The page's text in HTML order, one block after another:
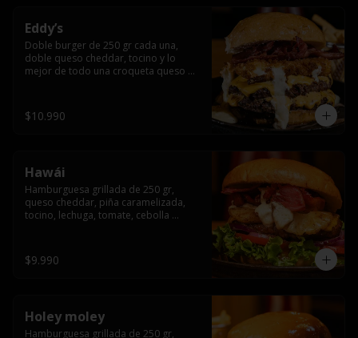
Eddy’s
Doble burger de 250 gr cada una,
doble queso cheddar, tocino y lo
mejor de todo una croqueta queso
$10.990
Hawái
Hamburguesa grillada de 250 gr,
queso cheddar, piña caramelizada,
tocino, lechuga, tomate, cebolla
$9.990
Holey moley
Hamburguesa grillada de 250 gr,